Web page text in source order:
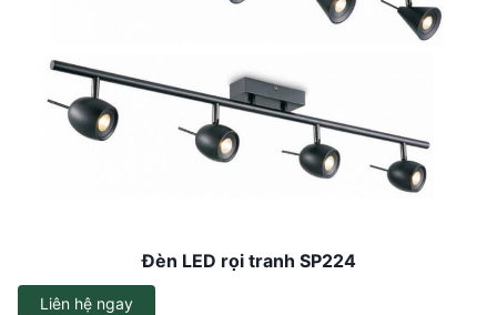
Đèn LED rọi tranh SP224
Liên hệ ngay